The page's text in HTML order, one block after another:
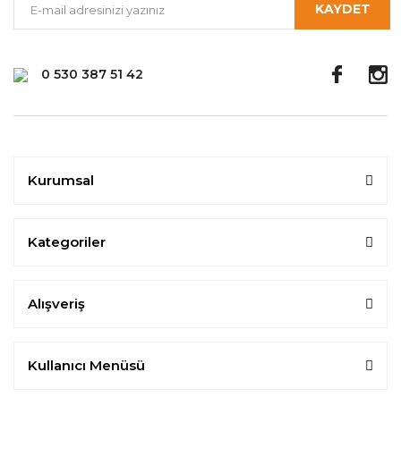
0 530 387 51 42
KAYDET
Kurumsal
Kategoriler
Alışveriş
Kullanıcı Menüsü